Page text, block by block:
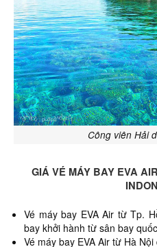
Công viên Hải
GIÁ VÉ MÁY BAY EVA
Vé máy bay EVA Air từ Tp.
bay khởi hành từ sân bay
Vé máy bay EVA Air từ Hà